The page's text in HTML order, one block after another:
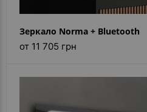
Зеркало Norma + Bluetooth
от 11 705 грн